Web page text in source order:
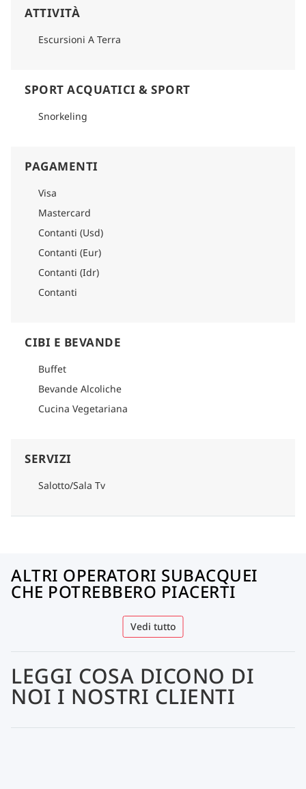
ATTIVITÀ
Escursioni A Terra
SPORT ACQUATICI & SPORT
Snorkeling
PAGAMENTI
Visa
Mastercard
Contanti (Usd)
Contanti (Eur)
Contanti (Idr)
Contanti
CIBI E BEVANDE
Buffet
Bevande Alcoliche
Cucina Vegetariana
SERVIZI
Salotto/Sala Tv
ALTRI OPERATORI SUBACQUEI
CHE POTREBBERO PIACERTI
Vedi tutto
LEGGI COSA DICONO DI
NOI I NOSTRI CLIENTI